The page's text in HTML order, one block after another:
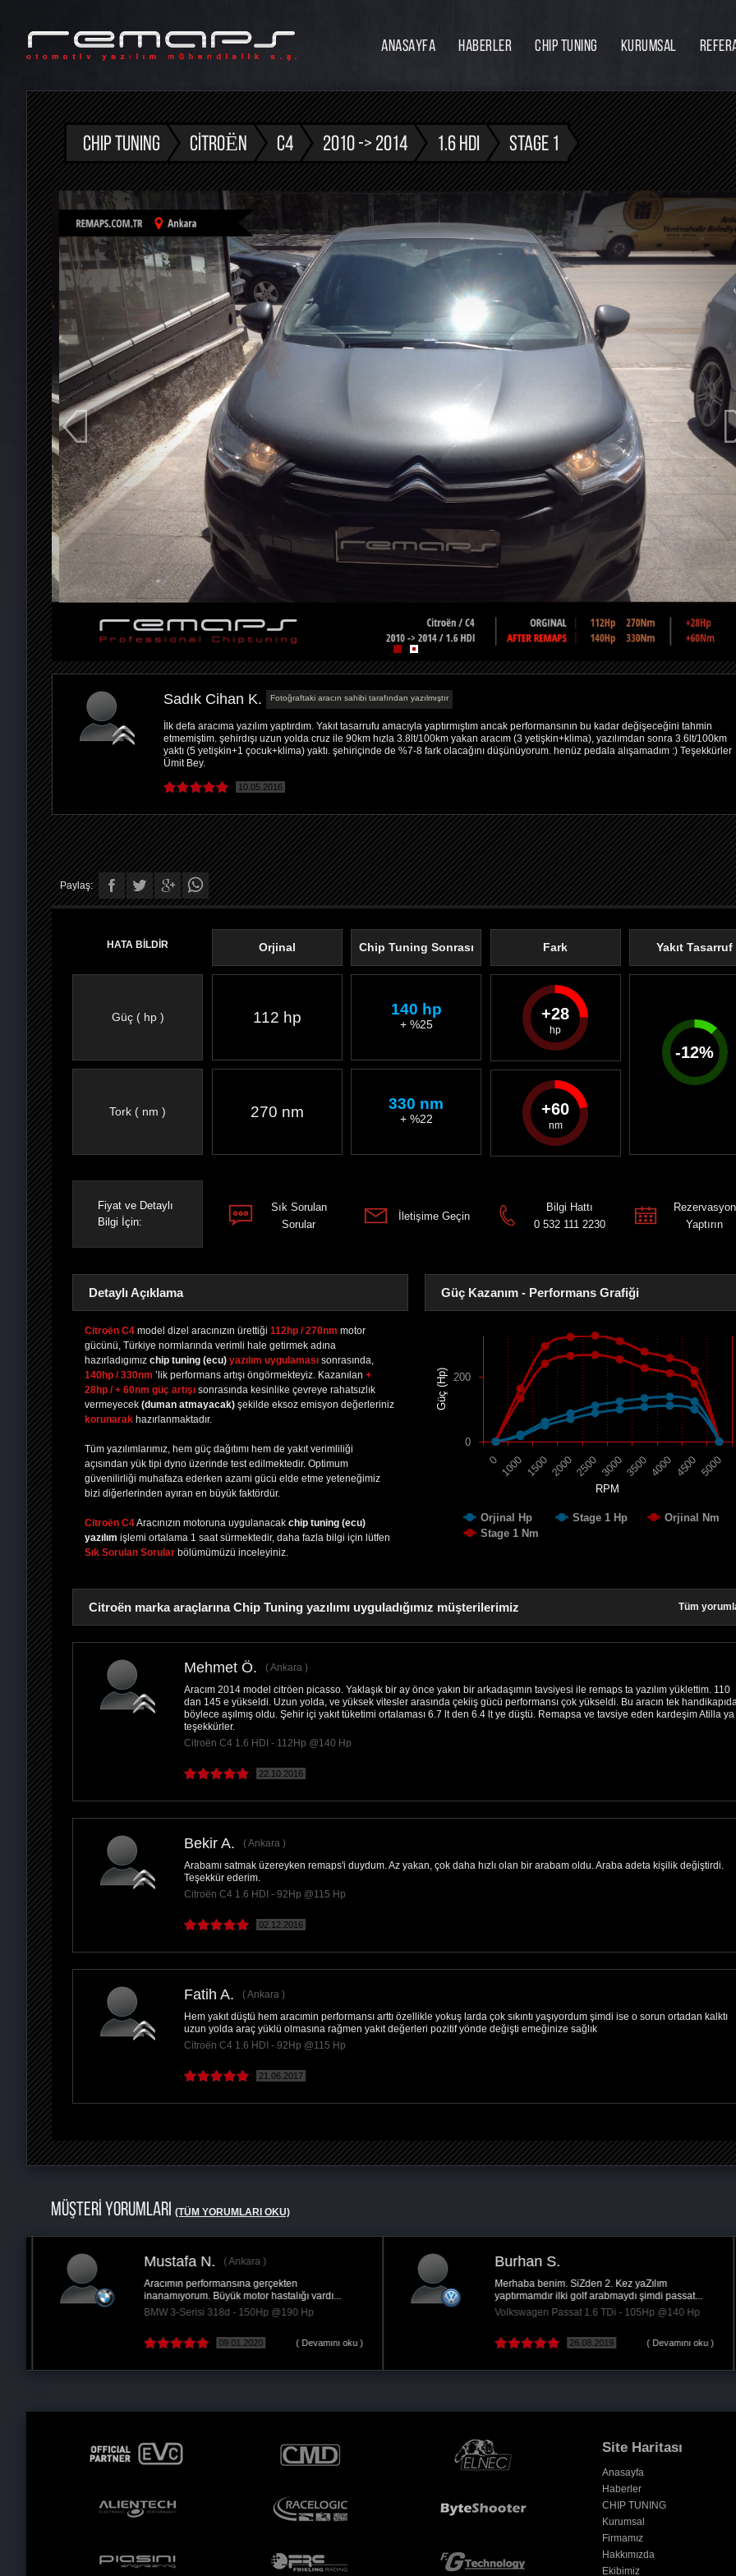
ANASAYFA HABERLER CHIP TUNING KURUMSAL
İnsan Kaynakları
CHIP TUNING CITROËN C4 2010 -> 2014 1.6 HDI STAGE 1
Sadık Cihan K. Fotoğraftaki aracın sahibi tarafından yazılmıştır
İlk defa aracıma yazılım yaptırdım. Yakıt tasarrufu amacıyla yaptırmıştım ancak performansının bu kadar değişeceğini tahmin
etmemiştim. şehirdışı uzun yolda cruz ile 90km hızla 3.8lt/100km yakan aracım (3 yetişkin+klima), yazılımdan sonra 3.6lt/100km
yaktı (5 yetişkin+1 çocuk+klima) yaktı. şehiriçinde de %7-8 fark olacağını düşünüyorum. henüz pedala alışamadım :) Teşekkürler
Ümit Bey.
10.05.2016
Paylaş:
PAYLAŞPAYLAŞPLUS'TA
PAYLAŞ
PAYLAŞ
HATA BİLDİR
Güç ( hp )
Tork ( nm )
Orjinal
112 hp
270 nm
Chip Tuning Sonrası
140 hp
+ %25
330 nm
+ %22
Fark
28
60
Yakıt Tasarruf
-12%
Fiyat ve Detaylı
Bilgi İçin:
Sık Sorulan
Sorular
İletişime Geçin
Bilgi Hattı
0 532 111 2230
Rezervasyon
Yaptırın
Detaylı Açıklama
Citroën C4 model dizel aracınızın ürettiği 112hp / 270nm motor
gücünü, Türkiye normlarında verimli hale getirmek adına
hazırladıgımız chip tuning (ecu) yazılım uygulaması sonrasında,
140hp / 330nm ’lik performans artışı öngörmekteyiz. Kazanılan +
28hp / + 60nm güç artışı sonrasında kesinlike çevreye rahatsızlık
vermeyecek (duman atmayacak) şekilde eksoz emisyon değerleriniz
korunarak hazırlanmaktadır.
Tüm yazılımlarımız, hem güç dağıtımı hem de yakıt verimliliği
açısından yük tipi dyno üzerinde test edilmektedir. Optimum
güvenilirliği muhafaza ederken azami gücü elde etme yeteneğimiz
bizi diğerlerinden ayıran en büyük faktördür.
Citroën C4Aracınızın motoruna uygulanacak chip tuning (ecu)
yazılım işlemi ortalama 1 saat sürmektedir, daha fazla bilgi için lütfen
Sık Sorulan Sorular bölümümüzü inceleyiniz.
Güç Kazanım - Performans Grafiği
RPM
Güç (Hp)
Orjinal Hp Stage 1 Hp
Orjinal Nm
Stage 1 Nm
0 1000 150020002500 30003500 4000 4500 5000
0
200
Citroën marka araçlarına Chip Tuning yazılımı uyguladığımız müşterilerimiz Tüm
Mehmet Ö.
Ankara
Aracım 2014 model citröen picasso. Yaklaşık bir ay önce yakın bir arkadaşımın tavsiyesi ile remaps ta yazılım yüklettim. 110
dan 145 e yükseldi. Uzun yolda, ve yüksek vitesler arasında çekiiş gücü performansı çok yükseldi. Bu aracın tek
böylece aşılmış oldu. Şehir içi yakıt tüketimi ortalaması 6.7 lt den 6.4 lt ye düştü. Remapsa ve tavsiye eden kardeşim Atilla ya
teşekkürler.
Citroën C4 1.6 HDI - 112Hp @140 Hp
22.10.2016
Bekir A.
Ankara
Arabamı satmak üzereyken remaps'i duydum. Az yakan, çok daha hızlı olan bir arabam oldu. Araba adeta kişilik değiştirdi.
Teşekkür ederim.
Citroën C4 1.6 HDI - 92Hp @115 Hp
02.12.2016
Fatih A.
Ankara
Hem yakıt düştü hem aracımin performansı arttı özellikle yokuş larda çok sıkıntı yaşıyordum şimdi ise o sorun ortadan kalktı
uzun yolda araç yüklü olmasına rağmen yakıt değerleri pozitif yönde değişti emeğinize sağlık
Citroën C4 1.6 HDI - 92Hp @115 Hp
21.06.2017
MÜŞTERİ YORUMLARI (TÜM YORUMLARI OKU)
Mustafa N.
Ankara
Aracımın performansına gerçekten
inanamıyorum. Büyük motor hastalığı vardı...
BMW 3-Serisi 318d - 150Hp @190 Hp
09.01.2020 ( Devamını oku )
Burhan S.
Merhaba benim. SiZden 2. Kez yaZılım
yaptırmamdır ilki golf arabmaydı şimdi passat...
Volkswagen Passat 1.6 TDi - 105Hp @140 Hp
26.08.2019 ( Devamını oku )
Site Haritası
Anasayfa
Haberler
CHIP TUNING
Kurumsal
Firmamız
Hakkımızda
Ekibimiz